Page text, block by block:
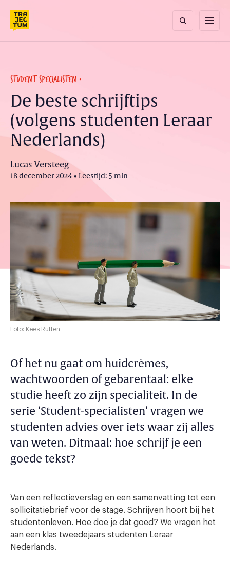
content
menu
STUDENT SPECIALISTEN
De beste schrijftips
(volgens studenten Leraar
Nederlands)
Lucas Versteeg
18 december 2024 • Leestijd: 5 min
Foto: Kees Rutten
Of het nu gaat om huidcrèmes,
wachtwoorden of gebarentaal: elke
studie heeft zo zijn specialiteit. In de
serie ‘Student-specialisten’ vragen we
studenten advies over iets waar zij alles
van weten. Ditmaal: hoe schrijf je een
goede tekst?
Van een reflectieverslag en een samenvatting tot een
sollicitatiebrief voor de stage. Schrijven hoort bij het
studentenleven. Hoe doe je dat goed? We vragen het
aan een klas tweedejaars studenten Leraar
Nederlands.